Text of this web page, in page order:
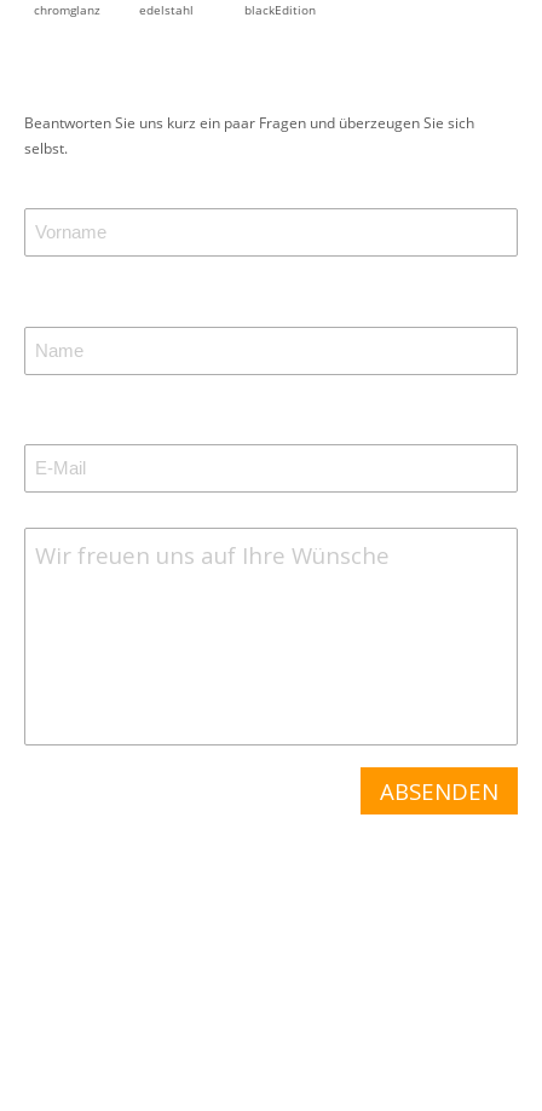
chromglanz
edelstahl
blackEdition
Beantworten Sie uns kurz ein paar Fragen und überzeugen Sie sich
selbst.